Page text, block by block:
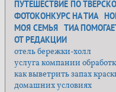
ПУТЕШЕСТВИЕ ПО
ФОТОКОНКУРС НА ТИА
МОЯ СЕМЬЯ ТИА
ОТ РЕДАКЦИИ
отель бережки-холл
услуга компании
как выветрить запах
домашних условиях